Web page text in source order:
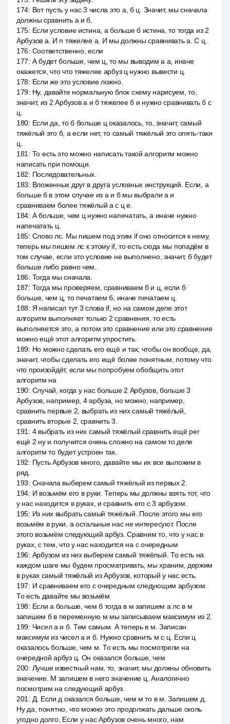
174: Вот пусть у нас 3 числа это а, б ц. Значит, мы сначала
должны сравнить а и б.
175: Если условие истина, а больше б истина, то тогда из 2
Арбузов а. И п тяжелее а. И мы должны сравнивать а. С ц.
176: Соответственно, если
177: А будет больше, чем ц, то мы выводим а а, иначе
окажется, что что тяжелее арбуз ц нужно вывести ц.
178: Если же это условие ложно.
179: Ну, давайте нормальную блок схему нарисуем, то,
значит, из 2 Арбузов а и б тяжелее б и нужно сравнивать б с
ц.
180: Если да, то б больше ц оказалось, то, значит, самый
тяжёлый это б, а если нет, то самый тяжёлый это опять-таки
ц.
181 : То есть это можно написать такой алгоритм можно
написать при помощи.
182: Последовательных.
183: Вложенных друг в друга условных инструкций. Если, а
больше б в этом случае из а и б мы выбрали а и
сравниваем более тяжёлый а с ц е.
184: А больше, чем ц нужно напечатать, а иначе нужно
напечатать ц.
185: Слово лс. Мы пишем под этим if оно относится к нему,
теперь мы пишем лс к этому if, то есть сюда мы попадём в
том случае, если это условие не выполнено, значит, б будет
больше либо равно чем.
186: Тогда мы сначала.
187: Тогда мы проверяем, сравниваем б и ц, если б
больше, чем ц, то печатаем б, иначе печатаем ц.
188: Я написал тут 3 слова if, но на самом деле этот
алгоритм выполняет только 2 сравнения, то есть
выполняется это, а потом это сравнение или это сравнение
можно ещё этот алгоритм упростить.
189: Но можно сделать его ещё и так, чтобы он вообще, да,
значит, чтобы сделать его ещё более понятным, потому что
что произойдёт, если мы попробуем обобщить этот
алгоритм на
190: Случай, когда у нас больше 2 Арбузов, больше 3
Арбузов, например, 4 арбуза, но можно, например,
сравнить первые 2, выбрать из них самый тяжёлый,
сравнить вторые 2, сравнить 3.
191 : 4 выбрать из них самый тяжёлый сравнить ещё per
ещё 2 ну и получится очень сложно на самом то деле
алгоритм то будет устроен так.
192: Пусть Арбузов много, давайте мы их все выложим в
ряд.
193: Сначала выберем самый тяжёлый из первых 2.
194: И возьмём его в руки. Теперь мы должны взять тот, что
у нас находится в руках, и сравнить его с 3 арбузом.
195: Из них выбрать самый тяжёлый. После этого мы его
возьмём в руки, а остальные нас не интересуют. После
этого возьмём следующий арбуз. Сравним то, что у нас в
руках, с тем, что у нас находится на с очередным
196: Арбузом из них выберем самый тяжёлый. То есть на
каждом шаге мы будем просматривать, мы храним, держим
в руках самый тяжёлый из Арбузов, который у нас есть.
197: И сравниваем его с очередным следующим арбузом.
То есть давайте мы возьмём
198: Если а больше, чем б тогда в м запишем а лс в м
запишем б в переменную м мы записываем максимум из 2.
199: Чисел а и б. Тем самым. А теперь в м. Записан
максимум из чисел а и б. Нужно сравнить м с ц. Если ц
оказалось больше, чем м. То есть мы посмотрели на
очередной арбуз ц. Он оказался больше, чем
200: Лучше известный нам, то, значит, мы должны обновить
значение. М запишем в него значение ц. Аналогично
посмотрим на следующий арбуз.
201 : Д. Если д оказался больше, чем м то в м. Запишем д.
Ну да, понятно, что можно это продолжать дальше сколь
угодно долго. Если у нас Арбузов очень много, нам